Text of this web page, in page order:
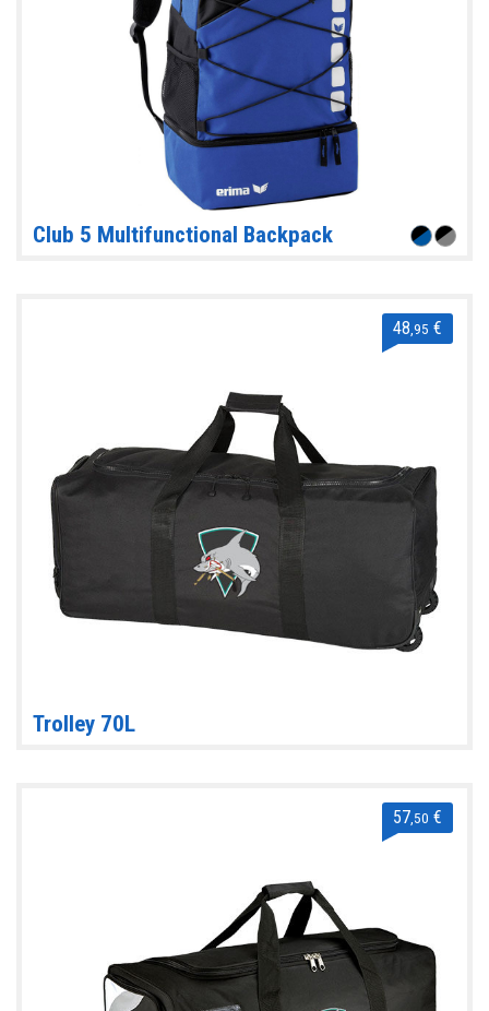
Club 5 Multifunctional Backpack
48 ,95 €
Trolley 70L
57 ,50 €